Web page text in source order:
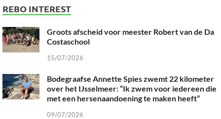
REBO INTEREST
Groots afscheid voor meester Robert van de Da
Costaschool
15/07/2026
Bodegraafse Annette Spies zwemt 22 kilometer
over het IJsselmeer: “Ik zwem voor iedereen die
met een hersenaandoening te maken heeft”
09/07/2026